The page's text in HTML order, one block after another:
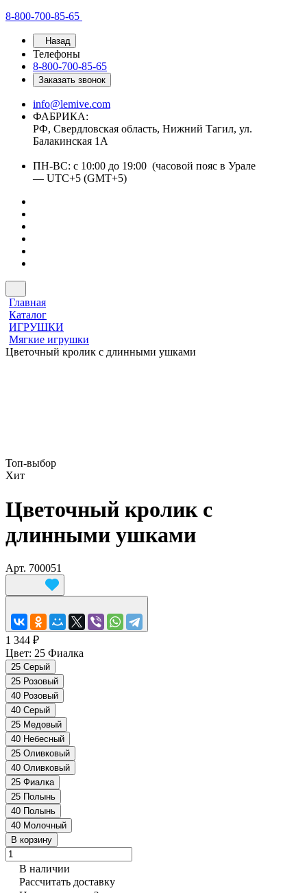
8-800-700-85-65
Назад
Телефоны
8-800-700-85-65
Заказать звонок
info@lemive.com
ФАБРИКА:
РФ, Свердловская область, Нижний Тагил, ул.
Балакинская 1А
ПН-ВС: с 10:00 до 19:00 (часовой пояс в Урале
— UTC+5 (GMT+5)
Главная
Каталог
ИГРУШКИ
Мягкие игрушки
Цветочный кролик с длинными ушками
Топ‑выбор
Хит
Цветочный кролик с
длинными ушками
Арт. 700051
1 344 ₽
Цвет: 25 Фиалка
25 Серый
25 Розовый
40 Розовый
40 Серый
25 Медовый
40 Небесный
25 Оливковый
40 Оливковый
25 Фиалка
25 Полынь
40 Полынь
40 Молочный
В корзину
В наличии
Рассчитать доставку